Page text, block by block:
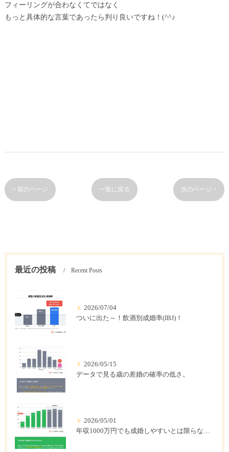
フィーリングが合わなくてではなく
もっと具体的な言葉であったら判り良いですね！(^^♪
< 前のページ 一覧に戻る 次のページ >
最近の投稿 Recent Posts
2026/07/04
ついに出た～！飲酒別成婚率(IBJ)！
2026/05/15
データで見る歳の差婚の確率の低さ。
2026/05/01
年収1000万円でも成婚しやすいとは限らない? 「年収帯別の成婚率」のリアル